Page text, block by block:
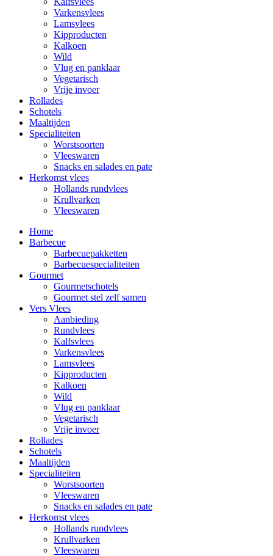
Varkensvlees
Lamsvlees
Kipproducten
Kalkoen
Wild
Vlug en panklaar
Vegetarisch
Vrije invoer
Rollades
Schotels
Maaltijden
Specialiteiten
Worstsoorten
Vleeswaren
Snacks en salades en pate
Herkomst vlees
Hollands rundvlees
Krullvarken
Vleeswaren
Home
Barbecue
Barbecuepakketten
Barbecuespecialiteiten
Gourmet
Gourmetschotels
Gourmet stel zelf samen
Vers Vlees
Aanbieding
Rundvlees
Kalfsvlees
Varkensvlees
Lamsvlees
Kipproducten
Kalkoen
Wild
Vlug en panklaar
Vegetarisch
Vrije invoer
Rollades
Schotels
Maaltijden
Specialiteiten
Worstsoorten
Vleeswaren
Snacks en salades en pate
Herkomst vlees
Hollands rundvlees
Krullvarken
Vleeswaren